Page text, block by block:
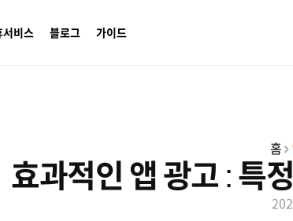
서비스 블로그 가이드
홈
효과적인 앱 광고 : 특